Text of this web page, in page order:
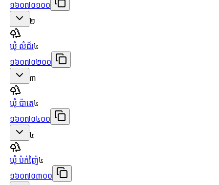
១៦០៧០១០០
២
ឃុំ លំជ័រ៤
១៦០៧០២០០
៣
ឃុំ ប៉ាតេ៤
១៦០៧០៤០០
៤
ឃុំ ប៉ក់ញ៉ៃ៤
១៦០៧០៣០០